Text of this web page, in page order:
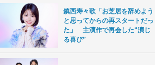
鎮西寿々歌「お芝居を辞めよう
と思ってからの再スタートだっ
た」 主演作で再会した“演じ
る喜び”